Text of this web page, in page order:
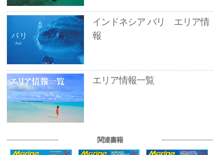
インドネシア バリ エリア情
報
エリア情報一覧
関連書籍